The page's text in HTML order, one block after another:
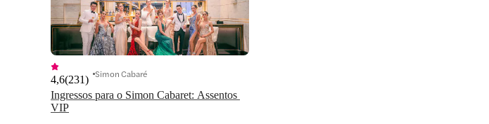
Ingressos para o Simon Cabaret: Assentos
VIP
4,6(231) Simon Cabaré